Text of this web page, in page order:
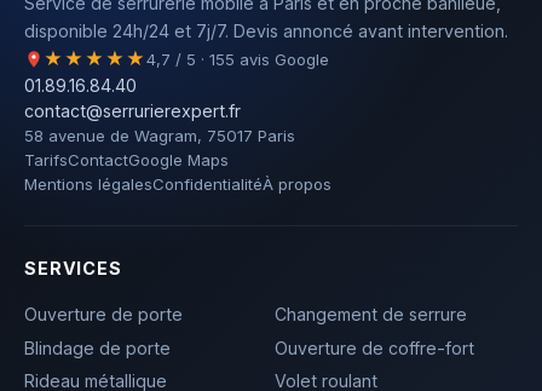
disponible 24h/24 et 7j/7. Devis annoncé avant intervention.
★★★★★4,7 / 5 · 155 avis Google
01.89.16.84.40
contact@serrurierexpert.fr
58 avenue de Wagram, 75017 Paris
TarifsContactGoogle Maps
Mentions légalesConfidentialitéÀ propos
SERVICES
Ouverture de porte
Changement de serrure
Blindage de porte
Ouverture de coffre-fort
Rideau métallique
Volet roulant